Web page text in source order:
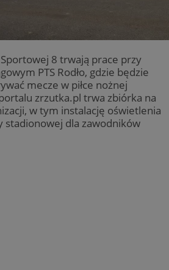
8 trwają prace przy
PTS Rodło, gdzie będzie
mecze w piłce nożnej
zrzutka.pl trwa zbiórka na
w tym instalację oświetlenia
stadionowej dla zawodników